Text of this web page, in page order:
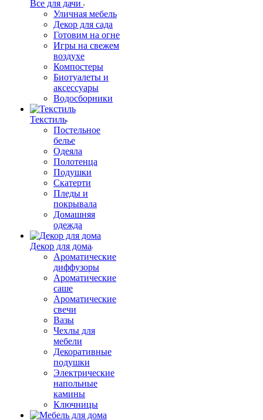
Все для дачи
Уличная мебель
Декор для сада
Готовим на огне
Игры на свежем
воздухе
Компостеры
Биотуалеты и
аксессуары
Водосборники
Текстиль
Постельное
белье
Одеяла
Полотенца
Подушки
Скатерти
Пледы и
покрывала
Домашняя
одежда
Декор для дома
Ароматические
диффузоры
Ароматические
саше
Ароматические
свечи
Вазы
Чехлы для
мебели
Декоративные
подушки
Электрические
напольные
камины
Ключницы